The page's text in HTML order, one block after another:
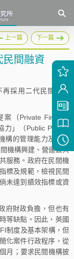
上一篇 下一篇
民間融資
採用二代民間融資
（Private Finance
力」（Public Private
構的管理能力及商業
機構興建、營運公共
服務。政府在民間機
標及規範，檢視民間
未達到績效指標或資
財政負擔，但也有
等缺點。因此，英國
制度及基本架構，但
化案件行政程序，從
月；要求民間機構披